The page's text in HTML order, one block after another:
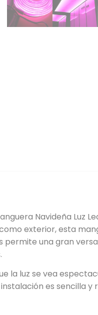
Navideña Luz
exterior, esta
permite una gran
la luz se vea
es sencilla